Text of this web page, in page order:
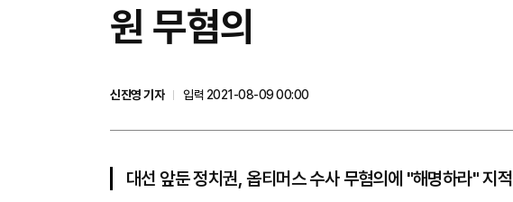
원 무혐의
신진영 기자
입력 2021-08-09 00:00
대선 앞둔 정치권, 옵티머스 수사 무혐의에 "해명하라" 지적